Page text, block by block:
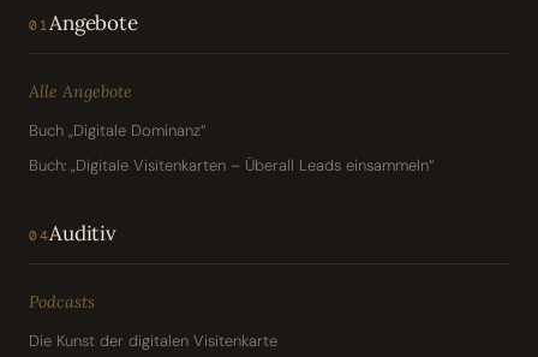
01 Angebote
Alle Angebote
Buch „Digitale Dominanz“
Buch: „Digitale Visitenkarten – Überall Leads einsammeln“
04Auditiv
Podcasts
Die Kunst der digitalen Visitenkarte